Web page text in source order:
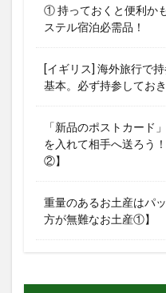
① 持っておくと便利か
ステル宿泊必需品！
[イギリス] 海外旅行で
基本。必ず持参してお
「新品のポストカード
を入れて相手へ送ろう
②】
重量のあるお土産はパ
方が無難なお土産①】